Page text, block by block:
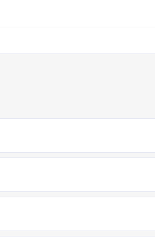
زيارة للمكان أو تقدير سعر
أم لا.
وهذا يدل على جودة الخدمة.